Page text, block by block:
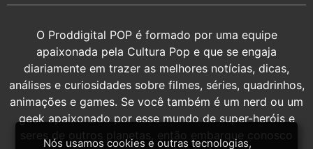
O Proddigital POP é formado por uma equipe
apaixonada pela Cultura Pop e que se engaja
diariamente em trazer as melhores notícias, dicas,
análises e curiosidades sobre filmes, séries, quadrinhos,
animações e games. Se você também é um nerd ou um
geek apaixonado por esse mundo de super-heróis e
seres de outros planetas, então embarque conosco
Nós usamos cookies e outras tecnologias,